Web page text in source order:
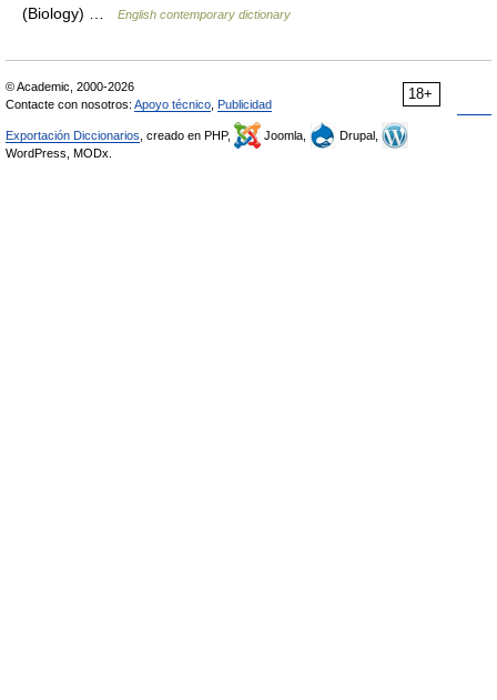
(Biology) …
English contemporary dictionary
18+
© Academic, 2000-2026
Contacte con nosotros: Apoyo técnico Publicidad
Exportación Diccionarios , creado en PHP, Joomla,
Drupal,
WordPress, MODx.